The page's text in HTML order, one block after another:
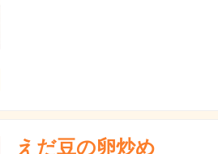
えだ豆の卵炒め